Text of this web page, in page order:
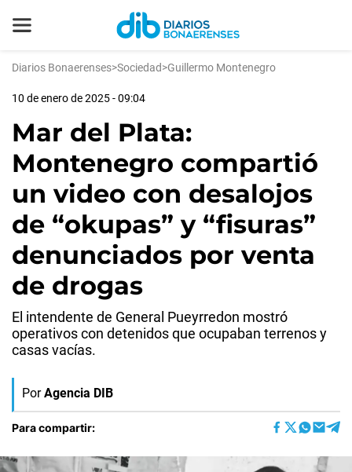
Diarios Bonaerenses>Sociedad>Guillermo Montenegro
10 de enero de 2025 - 09:04
Mar del Plata:
Montenegro compartió
un video con desalojos
de “okupas” y “fisuras”
denunciados por venta
de drogas
El intendente de General Pueyrredon mostró
operativos con detenidos que ocupaban terrenos y
casas vacías.
Por Agencia DIB
Para compartir: